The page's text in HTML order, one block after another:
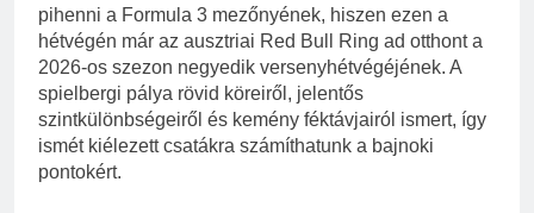
pihenni a Formula 3 mezőnyének, hiszen ezen a
hétvégén már az ausztriai Red Bull Ring ad otthont a
2026-os szezon negyedik versenyhétvégéjének. A
spielbergi pálya rövid köreiről, jelentős
szintkülönbségeiről és kemény féktávjairól ismert, így
ismét kiélezett csatákra számíthatunk a bajnoki
pontokért.